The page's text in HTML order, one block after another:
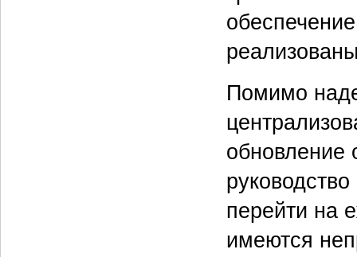
Помимо
обновление
перейти на
имеются